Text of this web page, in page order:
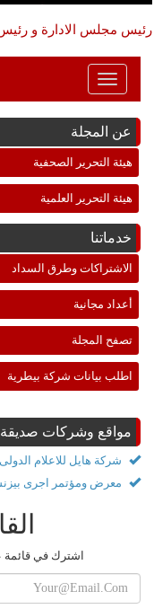
رئيس مجلس الادارة و
Toggle
Navigation
عن المجلة
هيئة التحرير الصحفية
هيئة التحرير العلمية
خدماتنا
الاشتراكات وطرق السداد
أعداد مجانية
تصفح المجلة
اطلب بيانات شركة بيطرية
مواقع وشركات صديقة
شركة هايل للاعلام الدولى
معرض ومؤتمر اجرى
اشترك في قائمة